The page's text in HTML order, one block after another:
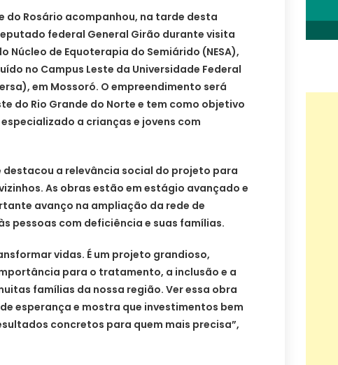
do Rosário acompanhou, na tarde desta
federal General Girão durante visita
Núcleo de Equoterapia do Semiárido (NESA),
no Campus Leste da Universidade Federal
em Mossoró. O empreendimento será
do Rio Grande do Norte e tem como objetivo
a crianças e jovens com
destacou a relevância social do projeto para
As obras estão em estágio avançado e
avanço na ampliação da rede de
pessoas com deficiência e suas famílias.
vidas. É um projeto grandioso,
para o tratamento, a inclusão e a
famílias da nossa região. Ver essa obra
esperança e mostra que investimentos bem
concretos para quem mais precisa”,